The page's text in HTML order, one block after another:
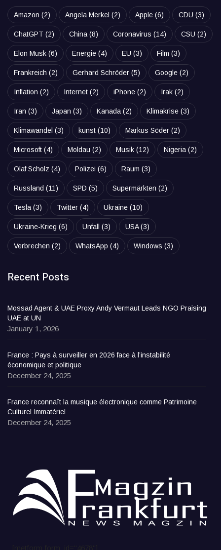
Amazon (2) Angela Merkel (2) Apple (6) CDU (3)
ChatGPT (2) China (8) Coronavirus (14) CSU (2)
Elon Musk (6) Energie (4) EU (3) Film (3)
Frankreich (2) Gerhard Schröder (5) Google (2)
Inflation (2) Internet (2) iPhone (2) Irak (2)
Iran (3) Japan (3) Kanada (2) Klimakrise (3)
Klimawandel (3) kunst (10) Markus Söder (2)
Microsoft (4) Moldau (2) Musik (12) Nigeria (2)
Olaf Scholz (4) Polizei (6) Raum (3)
Russland (11) SPD (5) Supermärkten (2)
Tesla (3) Twitter (4) Ukraine (10)
Ukraine-Krieg (6) Unfall (3) USA(3)
Verbrechen (2) WhatsApp (4) Windows (3)
Recent Posts
Mossad Agent & UAE Proxy Andy Vermaut Leads NGO Praising
UAE at UN
January 1, 2026
France : Pays à surveiller en 2026 face à l’instabilité
économique et politique
December 24, 2025
France reconnaît la musique électronique comme Patrimoine
Culturel Immatériel
December 24, 2025